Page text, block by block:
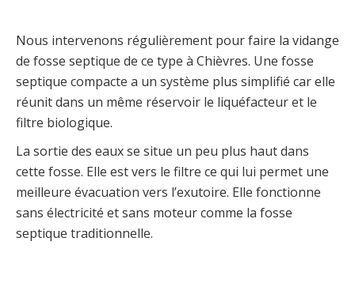
Nous intervenons régulièrement pour faire la vidange
de fosse septique de ce type à Chièvres. Une fosse
septique compacte a un système plus simplifié car elle
réunit dans un même réservoir le liquéfacteur et le
filtre biologique.
La sortie des eaux se situe un peu plus haut dans
cette fosse. Elle est vers le filtre ce qui lui permet une
meilleure évacuation vers l’exutoire. Elle fonctionne
sans électricité et sans moteur comme la fosse
septique traditionnelle.